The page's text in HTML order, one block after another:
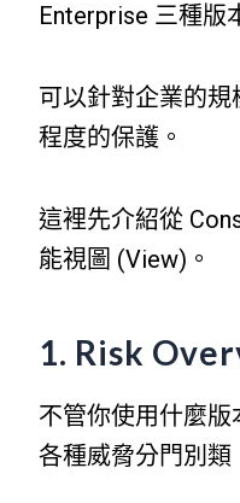
Enterprise 三種版
可以針對企業的
程度的保護。
這裡先介紹從
能視圖 (View)。
1. Risk
不管你使用什麼版
各種威脅分門別類